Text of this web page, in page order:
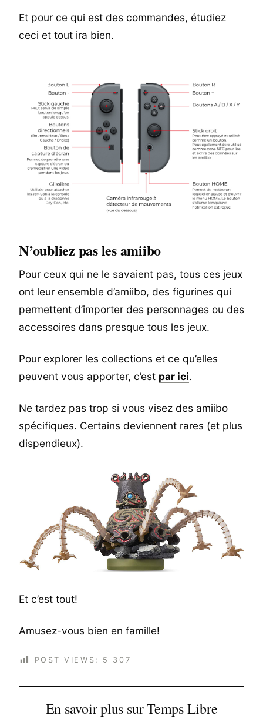
Et pour ce qui est des commandes, étudiez
ceci et tout ira bien.
N’oubliez pas les amiibo
Pour ceux qui ne le savaient pas, tous ces jeux
ont leur ensemble d’amiibo, des figurines qui
permettent d’importer des personnages ou des
accessoires dans presque tous les jeux.
Pour explorer les collections et ce qu’elles
peuvent vous apporter, c’est par ici.
Ne tardez pas trop si vous visez des amiibo
spécifiques. Certains deviennent rares (et plus
dispendieux).
Et c’est tout!
Amusez-vous bien en famille!
POST VIEWS: 5 307
En savoir plus sur Temps Libre